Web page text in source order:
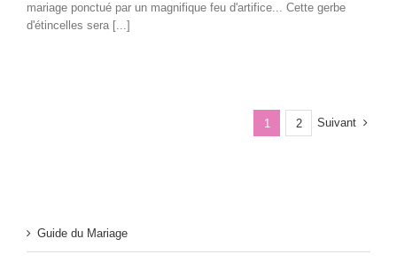
mariage ponctué par un magnifique feu d'artifice... Cette gerbe
d'étincelles sera [...]
1 2 Suivant
Guide du Mariage